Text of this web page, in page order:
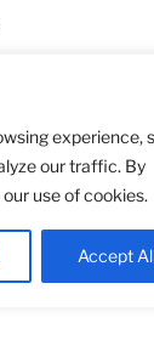
experience,
our traffic. By
use of cookies.
Accept